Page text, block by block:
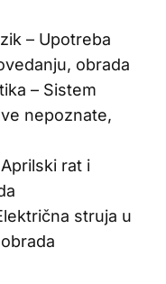
– Upotreba
obrada
– Sistem
nepoznate,
rat i
struja u